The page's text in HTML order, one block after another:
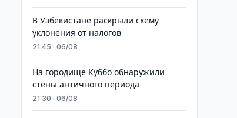
В Узбекистане раскрыли схему
уклонения от налогов
21:45 · 06/08
На городище Куббо обнаружили
стены античного периода
21:30 · 06/08